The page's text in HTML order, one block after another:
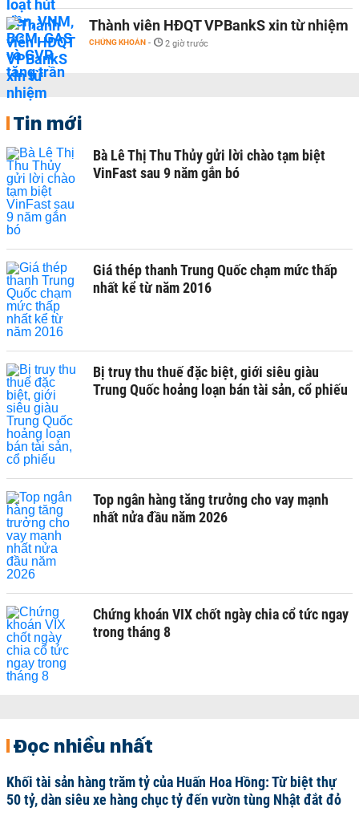
Thành viên HĐQT VPBankS xin từ nhiệm
CHỨNG KHOÁN - 2 giờ trước
Tin mới
Bà Lê Thị Thu Thủy gửi lời chào tạm biệt
VinFast sau 9 năm gắn bó
Giá thép thanh Trung Quốc chạm mức thấp
nhất kể từ năm 2016
Bị truy thu thuế đặc biệt, giới siêu giàu
Trung Quốc hoảng loạn bán tài sản, cổ phiếu
Top ngân hàng tăng trưởng cho vay mạnh
nhất nửa đầu năm 2026
Chứng khoán VIX chốt ngày chia cổ tức ngay
trong tháng 8
Đọc nhiều nhất
Khối tài sản hàng trăm tỷ của Huấn Hoa Hồng: Từ biệt thự
50 tỷ, dàn siêu xe hàng chục tỷ đến vườn tùng Nhật đắt đỏ